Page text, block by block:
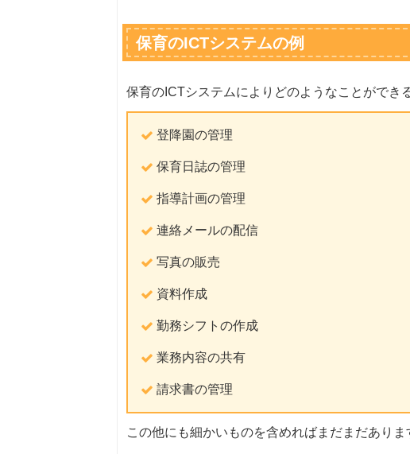
保育のICTシステムの例
保育のICTシステムによりどのようなことができ
登降園の管理
保育日誌の管理
指導計画の管理
連絡メールの配信
写真の販売
資料作成
勤務シフトの作成
業務内容の共有
請求書の管理
この他にも細かいものを含めればまだまだありま